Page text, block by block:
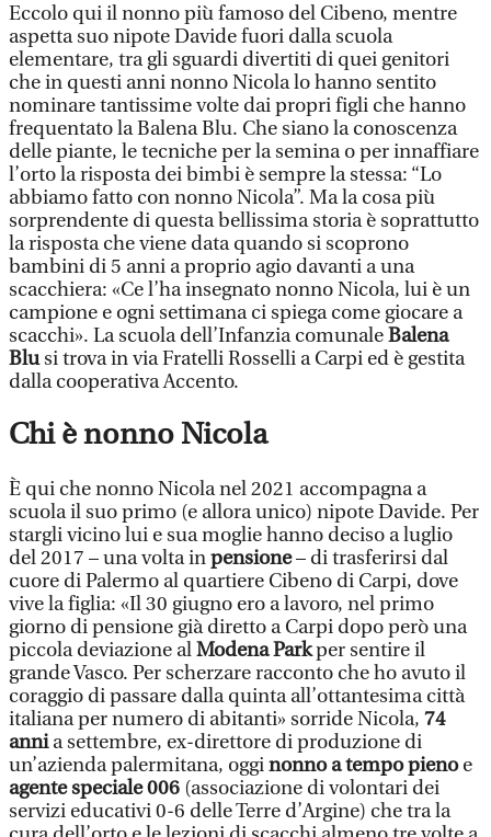
Eccolo qui il nonno più famoso del Cibeno, mentre
aspetta suo nipote Davide fuori dalla scuola
elementare, tra gli sguardi divertiti di quei genitori
che in questi anni nonno Nicola lo hanno sentito
nominare tantissime volte dai propri figli che hanno
frequentato la Balena Blu. Che siano la conoscenza
delle piante, le tecniche per la semina o per innaffiare
l’orto la risposta dei bimbi è sempre la stessa: “Lo
abbiamo fatto con nonno Nicola”. Ma la cosa più
sorprendente di questa bellissima storia è soprattutto
la risposta che viene data quando si scoprono
bambini di 5 anni a proprio agio davanti a una
scacchiera: «Ce l’ha insegnato nonno Nicola, lui è un
campione e ogni settimana ci spiega come giocare a
scacchi». La scuola dell’Infanzia comunaleBalena
Blusi trova in via Fratelli Rosselli a Carpi ed è gestita
dalla cooperativa Accento.
Chi è nonno Nicola
È qui che nonno Nicola nel 2021 accompagna a
scuola il suo primo (e allora unico) nipote Davide. Per
stargli vicino lui e sua moglie hanno deciso a luglio
del 2017 – una volta inpensione– di trasferirsi dal
cuore di Palermo al quartiere Cibeno di Carpi, dove
vive la figlia: «Il 30 giugno ero a lavoro, nel primo
giorno di pensione già diretto a Carpi dopo però una
piccola deviazione alModena Parkper sentire il
grande Vasco. Per scherzare racconto che ho avuto il
coraggio di passare dalla quinta all’ottantesima città
italiana per numero di abitanti» sorride Nicola, 74
annia settembre, ex-direttore di produzione di
un’azienda palermitana, ogginonno a tempo pienoe
agente speciale 006 (associazione di volontari dei
servizi educativi 0-6 delle Terre d’Argine) che tra la